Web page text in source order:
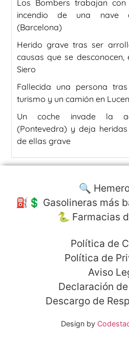
Los Bombers trabajan
incendio de una nave
(Barcelona)
Herido grave tras ser
causas que se
Siero
Fallecida una persona
turismo y un camión en
Un coche invade la
(Pontevedra) y deja
de ellas grave
🔍
⛽️💲 Gasolineras más
🐍 Farmacias
Política de
Política de
Aviso
Declaración
Descargo de
Design by